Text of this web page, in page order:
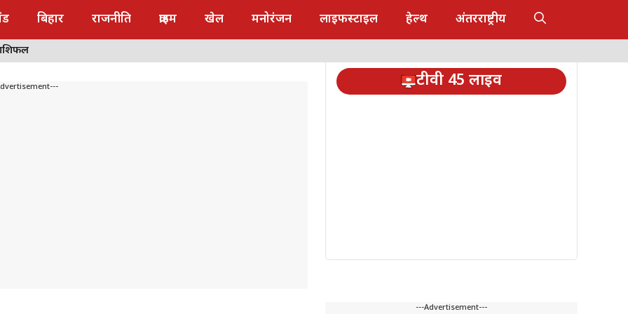
बिहार राजनीति क्राइम खेल मनोरंजन लाइफस्टाइल हेल्थ अंतरराष्ट्रीय
टीवी 45 लाइव
---Advertisement---